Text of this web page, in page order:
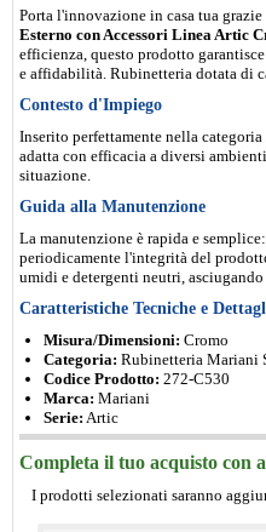
Porta l'innovazione in casa tua grazie
Esterno con Accessori Linea Artic
efficienza, questo prodotto
e affidabilità. Rubinetteria dotata di
Contesto d'Impiego
Inserito perfettamente nella categoria
adatta con efficacia a diversi
situazione.
Guida alla Manutenzione
La manutenzione è rapida e
periodicamente l'integrità del
umidi e detergenti neutri,
Caratteristiche Tecniche e
Misura/Dimensioni: Cromo
Categoria: Rubinetteria Mariani
Codice Prodotto: 272-C530
Marca: Mariani
Serie: Artic
Completa il tuo acquisto con
I prodotti selezionati saranno